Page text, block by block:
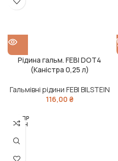
Рідина гальм. FEBI DOT4
(Каністра 0,25 л)
Гальмівні рідини FEBI BILSTEIN
116,00 ₴
РОЗПР
ОДАН